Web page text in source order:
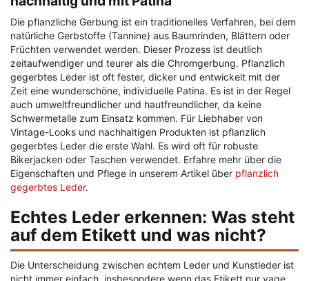
Die pflanzliche Gerbung ist ein traditionelles Verfahren, bei dem
natürliche Gerbstoffe (Tannine) aus Baumrinden, Blättern oder
Früchten verwendet werden. Dieser Prozess ist deutlich
zeitaufwendiger und teurer als die Chromgerbung. Pflanzlich
gegerbtes Leder ist oft fester, dicker und entwickelt mit der
Zeit eine wunderschöne, individuelle Patina. Es ist in der Regel
auch umweltfreundlicher und hautfreundlicher, da keine
Schwermetalle zum Einsatz kommen. Für Liebhaber von
Vintage-Looks und nachhaltigen Produkten ist pflanzlich
gegerbtes Leder die erste Wahl. Es wird oft für robuste
Bikerjacken oder Taschen verwendet. Erfahre mehr über die
Eigenschaften und Pflege in unserem Artikel über pflanzlich
gegerbtes Leder.
Echtes Leder erkennen: Was steht
auf dem Etikett und was nicht?
Die Unterscheidung zwischen echtem Leder und Kunstleder ist